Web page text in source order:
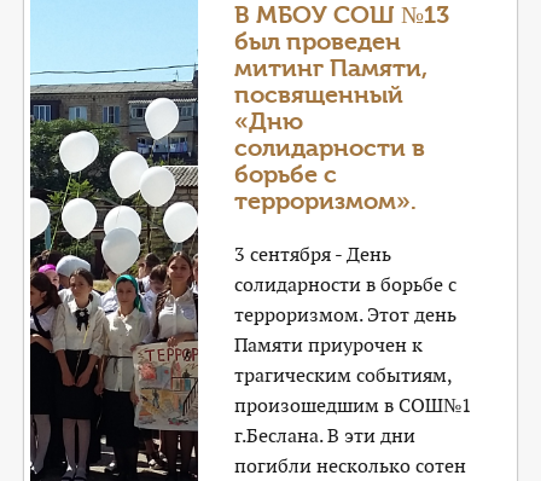
В МБОУ СОШ №13
был проведен
митинг Памяти,
посвященный
«Дню
солидарности в
борьбе с
терроризмом».
3 сентября - День
солидарности в борьбе с
терроризмом. Этот день
Памяти приурочен к
трагическим событиям,
произошедшим в СОШ№1
г.Беслана. В эти дни
погибли несколько сотен